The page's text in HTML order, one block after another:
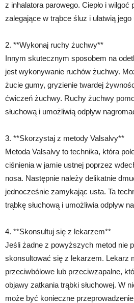
z inhalatora parowego. Ciepło i wilgoć
zalegające w trąbce śluz i ułatwią jego
2. **Wykonaj ruchy żuchwy**
Innym skutecznym sposobem na
jest wykonywanie ruchów żuchwy.
żucie gumy, gryzienie twardej
ćwiczeń żuchwy. Ruchy żuchwy
słuchową i umożliwią odpływ
3. **Skorzystaj z metody Valsalvy**
Metoda Valsalvy to technika, która
ciśnienia w jamie ustnej poprzez
nosa. Następnie należy delikatnie
jednocześnie zamykając usta. Ta
trąbkę słuchową i umożliwia odpływ
4. **Skonsultuj się z lekarzem**
Jeśli żadne z powyższych metod nie
skonsultować się z lekarzem. Lekarz
przeciwbólowe lub przeciwzapalne,
objawy zatkania trąbki słuchowej. W
może być konieczne